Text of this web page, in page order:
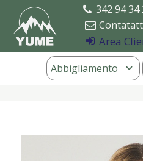
342 94 34
Area
Abbigliamento